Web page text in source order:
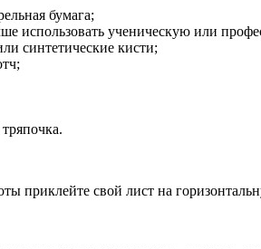
бумага;
использовать ученическую или
синтетические кисти;
приклейте свой лист на